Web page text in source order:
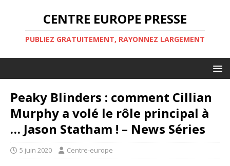
CENTRE EUROPE PRESSE
PUBLIEZ GRATUITEMENT, RAYONNEZ LARGEMENT
Peaky Blinders : comment Cillian
Murphy a volé le rôle principal à
… Jason Statham ! – News Séries
5 juin 2020 Centre-europe